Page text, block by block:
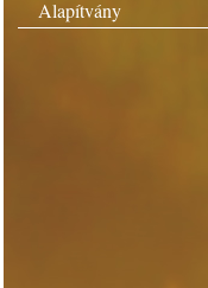
Alapítvány